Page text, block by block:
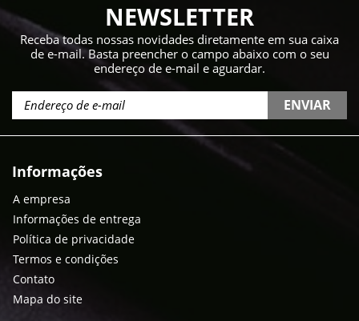
NEWSLETTER
Receba todas nossas novidades diretamente em sua caixa
de e-mail. Basta preencher o campo abaixo com o seu
endereço de e-mail e aguardar.
ENVIAR
Informações
A empresa
Informações de entrega
Política de privacidade
Termos e condições
Contato
Mapa do site